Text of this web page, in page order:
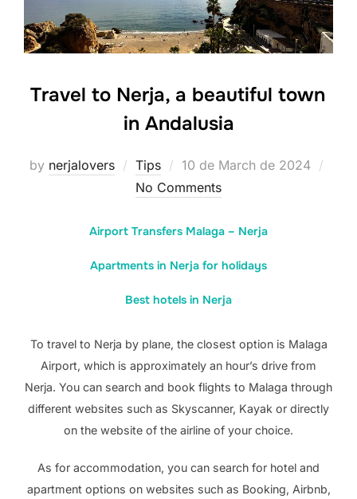
Travel to Nerja, a beautiful town
in Andalusia
by nerjalovers Tips
Posted
on
10 de March de 2024
No Comments
Airport Transfers Malaga – Nerja
Apartments in Nerja for holidays
Best hotels in Nerja
To travel to Nerja by plane, the closest option is Malaga
Airport, which is approximately an hour’s drive from
Nerja. You can search and book flights to Malaga through
different websites such as Skyscanner, Kayak or directly
on the website of the airline of your choice.
As for accommodation, you can search for hotel and
apartment options on websites such as Booking, Airbnb,